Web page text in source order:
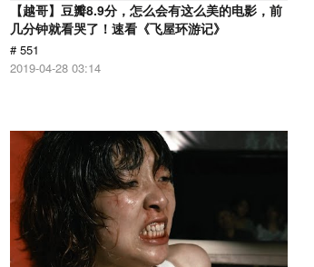
【越哥】豆瓣8.9分，怎么会有这么美的电影，前
几分钟就看哭了！速看《飞屋环游记》
# 551
2019-04-28 03:14